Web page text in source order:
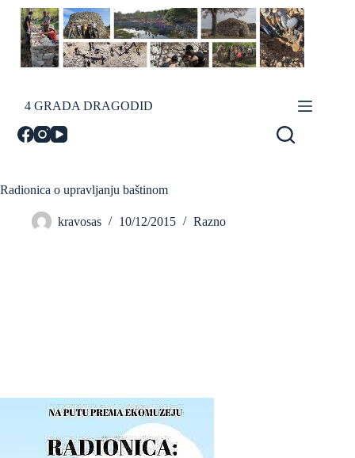
Skip
content
4 GRADA DRAGODID
Radionica o upravljanju baštinom
kravosas 10/12/2015 Razno